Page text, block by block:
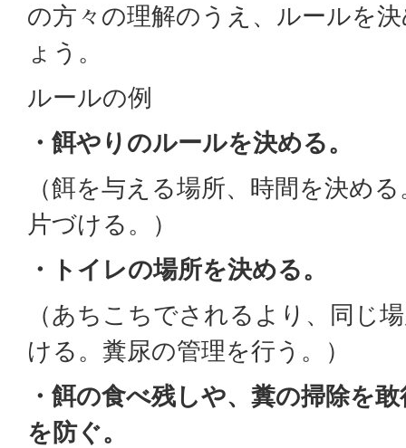
の方々の理解のうえ、ルールを
ょう。
ルールの例
・餌やりのルールを決める。
（餌を与える場所、時間を決め
片づける。）
・トイレの場所を決める。
（あちこちでされるより、同じ
ける。糞尿の管理を行う。）
・餌の食べ残しや、糞の掃除を
を防ぐ。